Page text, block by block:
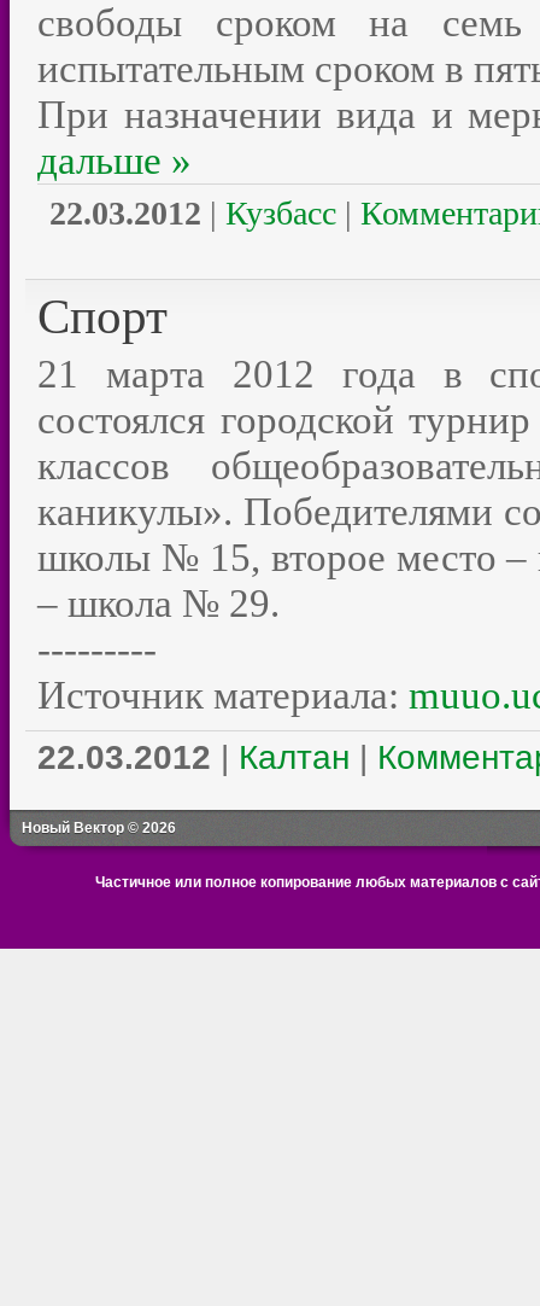
свободы сроком на
испытательным сроком в
При назначении вида и
дальше »
22.03.2012 | Кузбасс |
Спорт
21 марта 2012 года в
состоялся городской
классов
каникулы». Победителями
школы № 15, второе место
– школа № 29.
---------
Источник материала:
22.03.2012 | Калтан |
Новый Вектор © 2026
Частичное или полное копирование любых материалов с